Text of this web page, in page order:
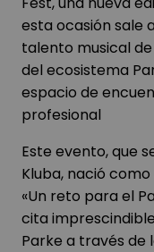
esta ocasión sale
talento musical
del ecosistema
espacio de
profesional
Este evento, que
Kluba, nació
«Un reto para el
cita
Parke a través de